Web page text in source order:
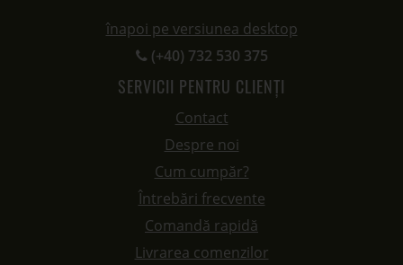
înapoi pe versiunea desktop
(+40) 732 530 375
SERVICII PENTRU CLIENȚI
Contact
Despre noi
Cum cumpăr?
Întrebări frecvente
Comandă rapidă
Livrarea comenzilor